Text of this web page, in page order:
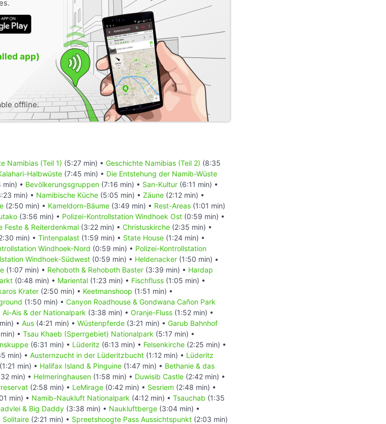
app)
offline.
Namibias (Teil 1) (5:27 min) • Geschichte Namibias (Teil 2) (8:35
Halbwüste (7:45 min) • Die Entstehung der Namib-Wüste
min) • Bevölkerungsgruppen (7:16 min) • San-Kultur (6:11 min) •
min) • Namibische Küche (5:05 min) • Zäune (2:12 min) •
(2:50 min) • Kameldorn-Bäume (3:49 min) • Rest-Areas (1:01 min)
(3:56 min) • Polizei-Kontrollstation Windhoek Ost (0:59 min) •
Feste & Reiterdenkmal (3:22 min) • Christuskirche (2:35 min) •
min) • Tintenpalast (1:59 min) • State House (1:24 min) •
Windhoek-Nord (0:59 min) • Polizei-Kontrollstation
Windhoek-Südwest (0:59 min) • Heldenacker (1:50 min) •
(1:07 min) • Rehoboth & Rehoboth Baster (3:39 min) • Hardap
(0:48 min) • Mariental (1:23 min) • Fischfluss (1:05 min) •
Krater (2:50 min) • Keetmanshoop (1:51 min) •
(1:50 min) • Canyon Roadhouse & Gondwana Cañon Park
Ai-Ais & der Nationalpark (3:38 min) • Oranje-Fluss (1:52 min) •
• Aus (4:21 min) • Wüstenpferde (3:21 min) • Garub Bahnhof
• Tsau Khaeb (Sperrgebiet) Nationalpark (5:17 min) •
(6:31 min) • Lüderitz (6:13 min) • Felsenkirche (2:25 min) •
min) • Austernzucht in der Lüderitzbucht (1:12 min) • Lüderitz
(1:21 min) • Halifax Island & Pinguine (1:47 min) • Bethanie & das
min) • Helmeringhausen (1:58 min) • Duwisib Castle (2:42 min) •
(2:58 min) • LeMirage (0:42 min) • Sesriem (2:48 min) •
min) • Namib-Naukluft Nationalpark (4:12 min) • Tsauchab (1:35
& Big Daddy (3:38 min) • Naukluftberge (3:04 min) •
Solitaire (2:21 min) • Spreetshoogte Pass Aussichtspunkt (2:03 min)